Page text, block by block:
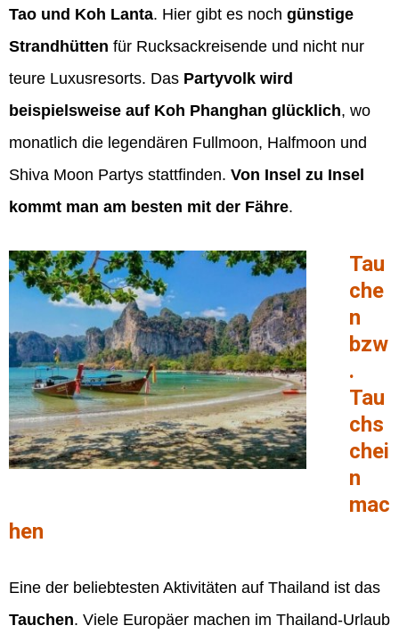
Tao und Koh Lanta. Hier gibt es noch günstige
Strandhütten für Rucksackreisende und nicht nur
teure Luxusresorts. Das Partyvolk wird
beispielsweise auf Koh Phanghan glücklich, wo
monatlich die legendären Fullmoon, Halfmoon und
Shiva Moon Partys stattfinden. Von Insel zu Insel
kommt man am besten mit der Fähre.
Tau
che
n
bzw
.
Tau
chs
chei
n
mac
hen
Eine der beliebtesten Aktivitäten auf Thailand ist das
Tauchen. Viele Europäer machen im Thailand-Urlaub